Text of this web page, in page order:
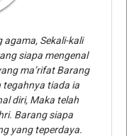
Sekali-kali
siapa mengenal
ma’rifat Barang
tegahnya tiada ia
diri, Maka telah
Barang siapa
yang teperdaya.